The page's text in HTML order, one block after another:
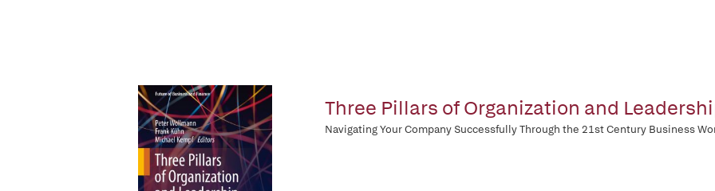
Three Pillars of Organization and
Navigating Your Company Successfully Through the 21st Century Business